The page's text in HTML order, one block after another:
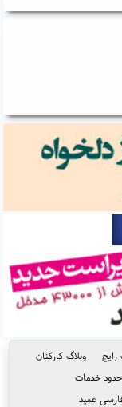
رایج
وبلاگ کارکنان
خدمات
عمید